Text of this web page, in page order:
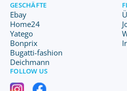
GESCHÄFTE
Ebay
Home24
Yatego
Bonprix
Bugatti-fashion
Deichmann
FOLLOW US